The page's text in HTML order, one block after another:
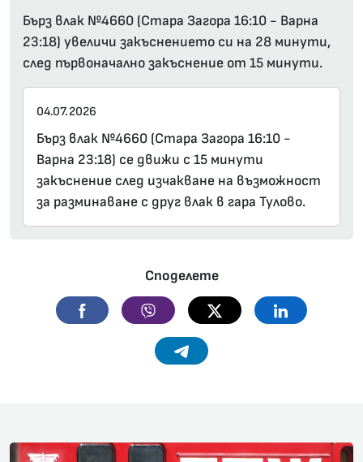
Бърз влак №4660 (Стара Загора 16:10 - Варна
23:18) увеличи закъснението си на 28 минути,
след първоначално закъснение от 15 минути.
04.07.2026
Бърз влак №4660 (Стара Загора 16:10 -
Варна 23:18) се движи с 15 минути
закъснение след изчакване на възможност
за разминаване с друг влак в гара Тулово.
Споделете
Facebook Viber Twitter Linkedin
Telegram